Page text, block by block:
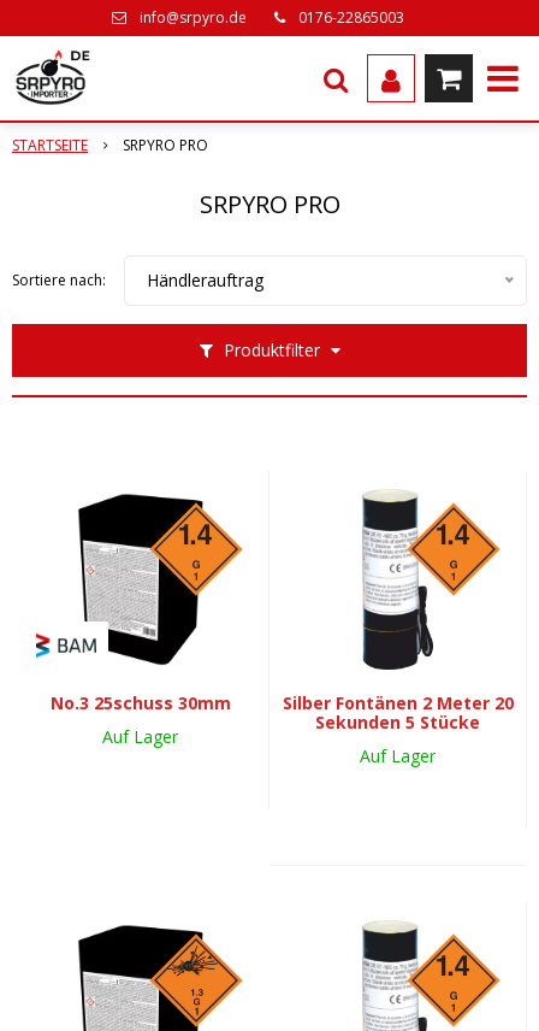
info@srpyro.de 0176-22865003
STARTSEITE SRPYRO PRO
SRPYRO PRO
Produktfilter
Sortiere nach: Händlerauftrag
No.3 25schuss 30mm
Auf Lager
Silber Fontänen 2 Meter 20
Sekunden 5 Stücke
Auf Lager